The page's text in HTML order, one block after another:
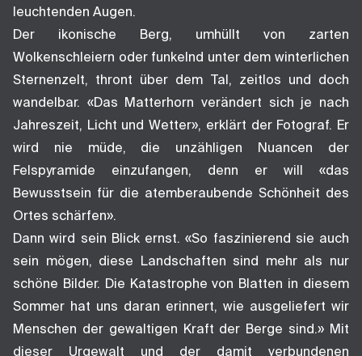
leuchtenden Augen.
Der ikonische Berg, umhüllt von zarten
Wolkenschleiern oder funkelnd unter dem winterlichen
Sternenzelt, thront über dem Tal, zeitlos und doch
wandelbar. «Das Matterhorn verändert sich je nach
Jahreszeit, Licht und Wetter», erklärt der Fotograf. Er
wird nie müde, die unzähligen Nuancen der
Felspyramide einzufangen, denn er will «das
Bewusstsein für die atemberaubende Schönheit des
Ortes schärfen».
Dann wird sein Blick ernst. «So faszinierend sie auch
sein mögen, diese Landschaften sind mehr als nur
schöne Bilder. Die Katastrophe von Blatten in diesem
Sommer hat uns daran erinnert, wie ausgeliefert wir
Menschen der gewaltigen Kraft der Berge sind.» Mit
dieser Urgewalt und der damit verbundenen